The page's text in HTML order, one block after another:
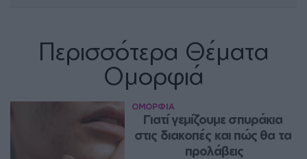
Περισσότερα Θέματα
Ομορφιά
ΟΜΟΡΦΙΑ
Γιατί γεμίζουμε σπυράκια
στις διακοπές και πώς θα τα
προλάβεις